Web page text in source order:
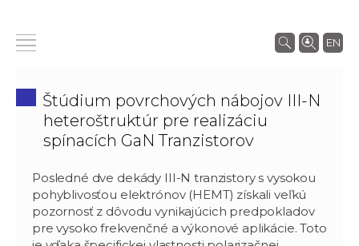
EN
Štúdium povrchových nábojov III-N
heteroštruktúr pre realizáciu
spínacích GaN Tranzistorov
Posledné dve dekády III-N tranzistory s vysokou
pohyblivosťou elektrónov (HEMT) získali veľkú
pozornosť z dôvodu vynikajúcich predpokladov
pre vysoko frekvenčné a výkonové aplikácie. Toto